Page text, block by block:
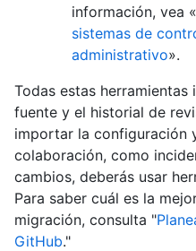
información, vea «
sistemas de
administrativo».
Todas estas
fuente y el historial de
importar la configuración
colaboración, como
cambios, deberás usar
Para saber cuál es la
migración, consulta "
GitHub."